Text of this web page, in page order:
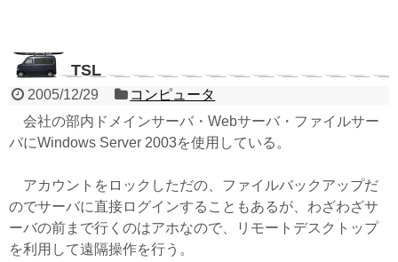
TSL
2005/12/29
コンピュータ
会社の部内ドメインサーバ・Webサーバ・ファイルサー
バにWindows Server 2003を使用している。
アカウントをロックしただの、ファイルバックアップだ
のでサーバに直接ログインすることもあるが、わざわざサ
ーバの前まで行くのはアホなので、リモートデスクトップ
を利用して遠隔操作を行う。